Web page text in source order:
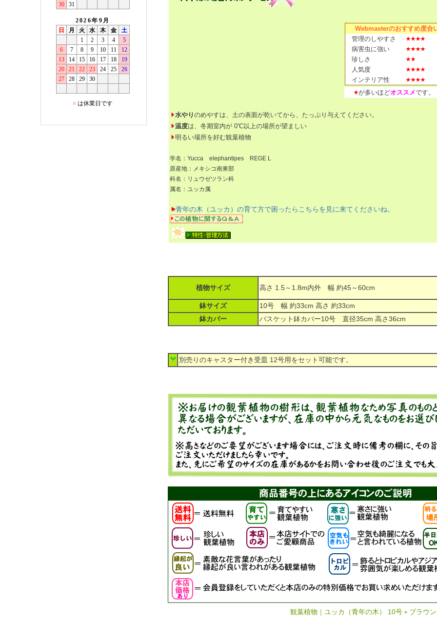
Webmasterのおすすめ度合
管理のしやすさ
病害虫に強い
珍しさ
人気度
インテリア性
が多いほどオススメです。
水やりのめやすは、土の表面が乾いてから、たっぷり与えてください。
温度は、冬期室内が 0℃以上の場所が望ましい
明るい場所を好む観葉植物
学名：Yucca elephantipes REGE L
原産地：メキシコ南東部
科名：リュウゼツラン科
属名：ユッカ属
青年の木（ユッカ）の育て方で困ったらこちらを見に来てくださいね。
植物サイズ 高さ 1.5～1.8m内外 幅 約45～60cm
鉢サイズ
10号 幅 約33cm 高さ 約33cm
鉢カバー
バスケット鉢カバー10号 直径35cm 高さ36cm
別売りのキャスター付き受皿 12号用をセット可能です。
観葉植物｜ユッカ（青年の木） 10号＋ブラウ